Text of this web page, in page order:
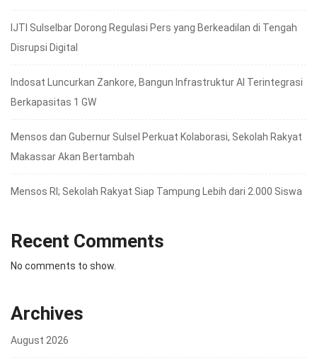
IJTI Sulselbar Dorong Regulasi Pers yang Berkeadilan di Tengah
Disrupsi Digital
Indosat Luncurkan Zankore, Bangun Infrastruktur AI Terintegrasi
Berkapasitas 1 GW
Mensos dan Gubernur Sulsel Perkuat Kolaborasi, Sekolah Rakyat
Makassar Akan Bertambah
Mensos RI; Sekolah Rakyat Siap Tampung Lebih dari 2.000 Siswa
Recent Comments
No comments to show.
Archives
August 2026